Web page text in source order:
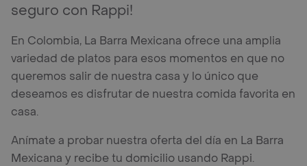
seguro con Rappi!
En Colombia, La Barra Mexicana ofrece una amplia
variedad de platos para esos momentos en que no
queremos salir de nuestra casa y lo único que
deseamos es disfrutar de nuestra comida favorita en
casa.
Anímate a probar nuestra oferta del día en La Barra
Mexicana y recibe tu domicilio usando Rappi.